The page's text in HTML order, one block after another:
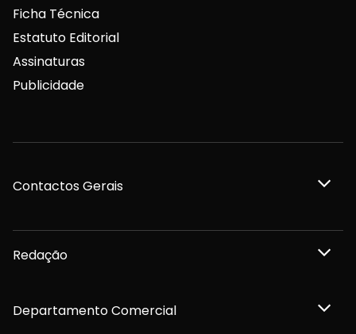
Ficha Técnica
Estatuto Editorial
Assinaturas
Publicidade
Contactos Gerais
Redação
Departamento Comercial